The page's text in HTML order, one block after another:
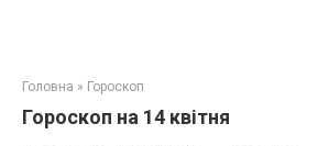
Головна » Гороскоп
Гороскоп на 14 квітня